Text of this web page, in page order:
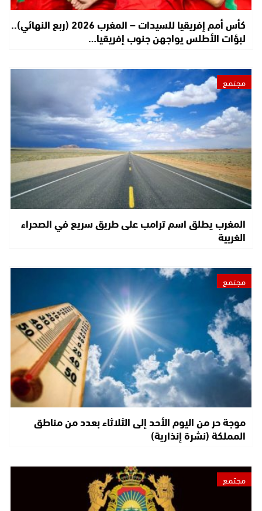
كأس أمم إفريقيا للسيدات – المغرب 2026 (ربع النهائي)..
لبؤات الأطلس يواجهن جنوب إفريقيا…
مجتمع
المغرب يطلق اسم ترامب على طريق سريع في الصحراء
الغربية
مجتمع
موجة حر من اليوم الأحد إلى الثلاثاء بعدد من مناطق
المملكة (نشرة إنذارية)
مجتمع